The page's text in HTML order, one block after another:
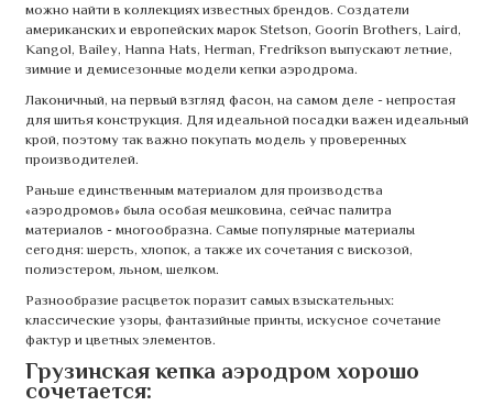
можно найти в коллекциях известных брендов. Создатели
американских и европейских марок Stetson, Goorin Brothers, Laird,
Kangol, Bailey, Hanna Hats, Herman, Fredrikson выпускают летние,
зимние и демисезонные модели кепки аэродрома.
Лаконичный, на первый взгляд фасон, на самом деле - непростая
для шитья конструкция. Для идеальной посадки важен идеальный
крой, поэтому так важно покупать модель у проверенных
производителей.
Раньше единственным материалом для производства
«аэродромов» была особая мешковина, сейчас палитра
материалов - многообразна. Самые популярные материалы
сегодня: шерсть, хлопок, а также их сочетания с вискозой,
полиэстером, льном, шелком.
Разнообразие расцветок поразит самых взыскательных:
классические узоры, фантазийные принты, искусное сочетание
фактур и цветных элементов.
Грузинская кепка аэродром хорошо
сочетается: